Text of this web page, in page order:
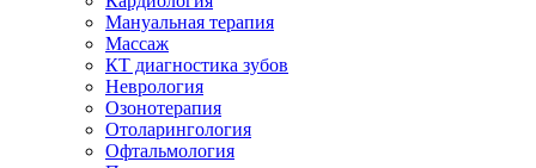
Мануальная терапия
Массаж
КТ диагностика зубов
Неврология
Озонотерапия
Отоларингология
Офтальмология